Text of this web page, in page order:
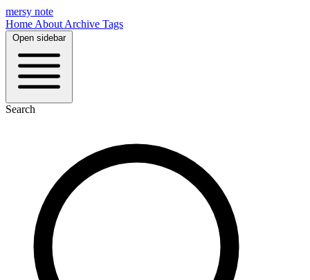
mersy note
Home About Archive Tags
Open sidebar
Search